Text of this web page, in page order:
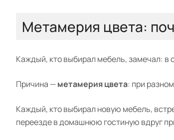
Метамерия цвета:
Каждый, кто выбирал мебель, замечал: в
Причина —метамерия цвета: при
Каждый, кто выбирал новую мебель,
переезде в домашнюю гостиную вдруг